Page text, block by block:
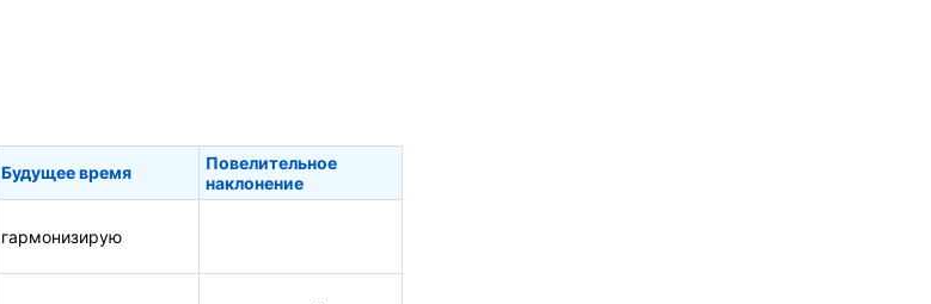
Будущее время
Повелительное
наклонение
гармонизирую